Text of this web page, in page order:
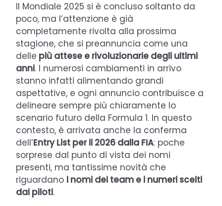
Il Mondiale 2025 si è concluso soltanto da
poco, ma l’attenzione è già
completamente rivolta alla prossima
stagione, che si preannuncia come una
delle più attese e rivoluzionarie degli ultimi
anni. I numerosi cambiamenti in arrivo
stanno infatti alimentando grandi
aspettative, e ogni annuncio contribuisce a
delineare sempre più chiaramente lo
scenario futuro della Formula 1. In questo
contesto, è arrivata anche la conferma
dell’Entry List per il 2026 dalla FIA: poche
sorprese dal punto di vista dei nomi
presenti, ma tantissime novità che
riguardano i nomi dei team e i numeri scelti
dai piloti.